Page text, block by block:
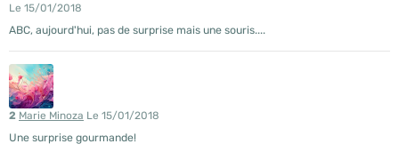
Le 15/01/2018
ABC, aujourd'hui, pas de surprise mais une souris....
2 Marie Minoza Le 15/01/2018
Une surprise gourmande!